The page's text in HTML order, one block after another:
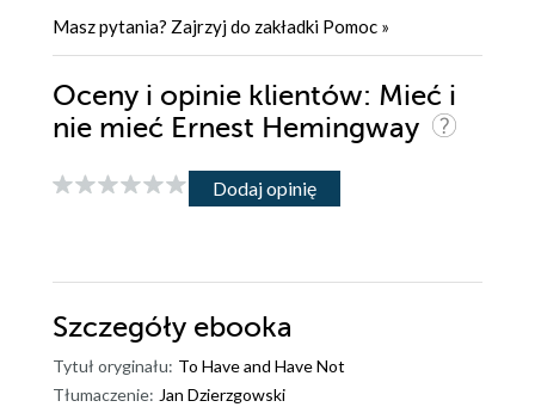
Masz pytania? Zajrzyj do zakładki Pomoc »
Oceny i opinie klientów: Mieć i
nie mieć Ernest Hemingway
Dodaj opinię
Szczegóły ebooka
Tytuł oryginału: To Have and Have Not
Tłumaczenie: Jan Dzierzgowski